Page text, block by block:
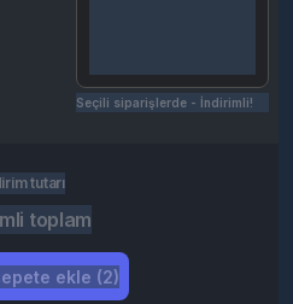
Seçili siparişlerde - İndirimli!
tutarı
toplam
ekle (2)